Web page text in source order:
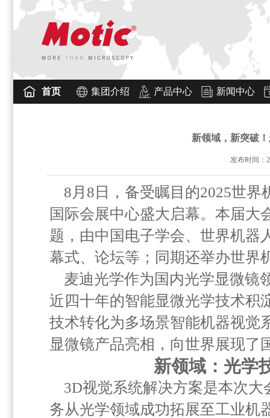
首页 集团介绍 产品中心 新闻中心
新领域，新突破
发布时间：
8月8日，备受瞩目的2025世
国际会展中心盛大启幕。本届大
题，由中国电子学会、世界机器
幕式、论坛等；同期还举办世界
麦迪光学作为国内光学显微镜
近四十年的智能显微光学技术积
技术转化为多场景智能机器视觉
显微镜产品亮相，向世界展现了
新领域：光学
3D视觉系统解决方案是本次
务从光学领域成功拓展至工业机